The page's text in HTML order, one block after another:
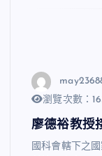
瀏覽次數：
廖德裕教授
國科會轄下之